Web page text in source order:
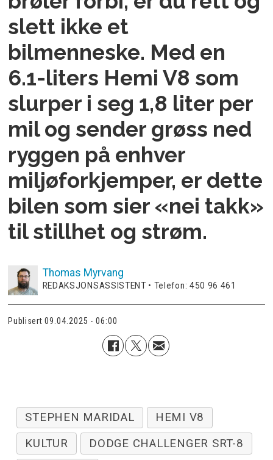
slett ikke et
bilmenneske. Med en
6.1-liters Hemi V8 som
slurper i seg 1,8 liter per
mil og sender grøss ned
ryggen på enhver
miljøforkjemper, er dette
bilen som sier «nei takk»
til stillhet og strøm.
Thomas Myrvang
REDAKSJONSASSISTENT • Telefon: 450 96 461
Publisert 09.04.2025 - 06:00
STEPHEN MARIDAL
HEMI V8
KULTUR
DODGE CHALLENGER SRT-8